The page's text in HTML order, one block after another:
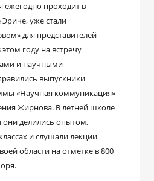
ежегодно проходит в
уже стали
для представителей
году на встречу
и научными
выпускники
«Научная коммуникация»
Жирнова. В летней школе
они делились опытом,
и слушали лекции
области на отметке в 800